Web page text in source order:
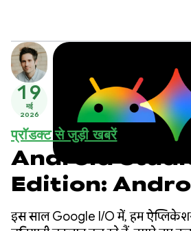
सकता है. इससे डेवलपर को अपने
और तेज़ी से चलाने में मदद मिलती है.
19
मई
2026
प्रॉडक्ट से जुड़ी खबरें
Android
Edition:
टूल में नया क्या है
इस साल Google I/O में, हम